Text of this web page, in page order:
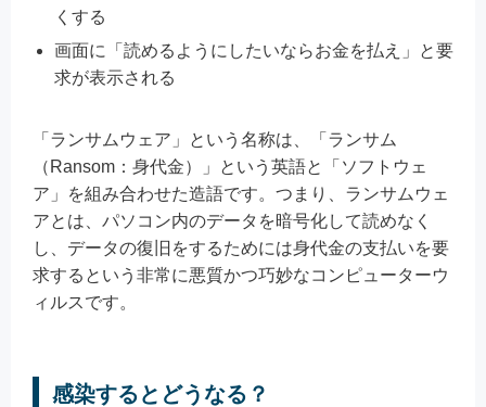
くする
画面に「読めるようにしたいならお金を払え」と要
求が表示される
「ランサムウェア」という名称は、「ランサム
（Ransom：身代金）」という英語と「ソフトウェ
ア」を組み合わせた造語です。つまり、ランサムウェ
アとは、パソコン内のデータを暗号化して読めなく
し、データの復旧をするためには身代金の支払いを要
求するという非常に悪質かつ巧妙なコンピューターウ
ィルスです。
感染するとどうなる？